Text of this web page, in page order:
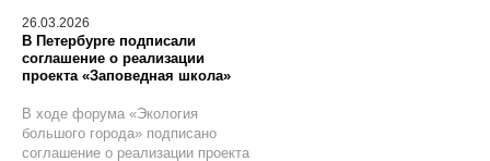
26.03.2026
В Петербурге подписали
соглашение о реализации
проекта «Заповедная школа»
В ходе форума «Экология
большого города» подписано
соглашение о реализации проекта